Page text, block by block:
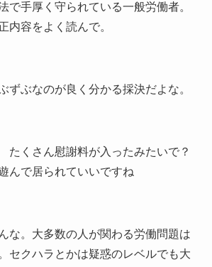
で手厚く守られている一般労働者。
容をよく読んで。
ずぶなのが良く分かる採決だよな。
くさん慰謝料が入ったみたいで？
んで居られていいですね
な。大多数の人が関わる労働問題は
セクハラとかは疑惑のレベルでも大